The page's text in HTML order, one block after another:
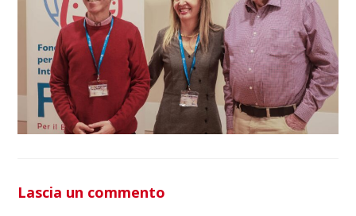
Lascia un commento